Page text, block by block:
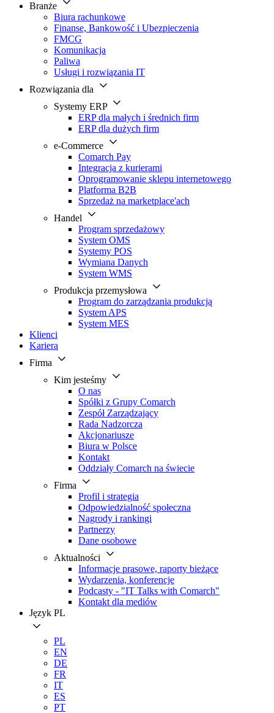
Branże
Biura rachunkowe
Finanse, Bankowość i Ubezpieczenia
FMCG
Komunikacja
Paliwa
Usługi i rozwiązania IT
Rozwiązania dla
Systemy ERP
ERP dla małych i średnich firm
ERP dla dużych firm
e-Commerce
Comarch Pay
Integracja z kurierami
Oprogramowanie sklepu internetowego
Platforma B2B
Sprzedaż na marketplace'ach
Handel
Program sprzedażowy
System OMS
Systemy POS
Wymiana Danych
System WMS
Produkcja przemysłowa
Program do zarządzania produkcją
System APS
System MES
Klienci
Kariera
Firma
Kim jesteśmy
O nas
Spółki z Grupy Comarch
Zespół Zarządzający
Rada Nadzorcza
Akcjonariusze
Biura w Polsce
Kontakt
Oddziały Comarch na świecie
Firma
Profil i strategia
Odpowiedzialność społeczna
Nagrody i rankingi
Partnerzy
Dane osobowe
Aktualności
Informacje prasowe, raporty bieżące
Wydarzenia, konferencje
Podcasty - "IT Talks with Comarch"
Kontakt dla mediów
Język PL
PL
EN
DE
FR
IT
ES
PT